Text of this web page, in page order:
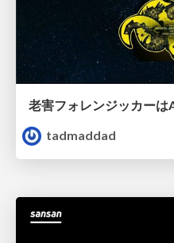
老害フォレンジッカーは
tadmaddad